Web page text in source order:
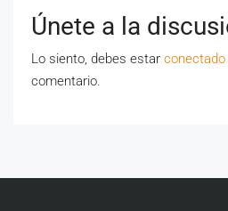
Únete a la
Lo siento, debes estar conectado
comentario.